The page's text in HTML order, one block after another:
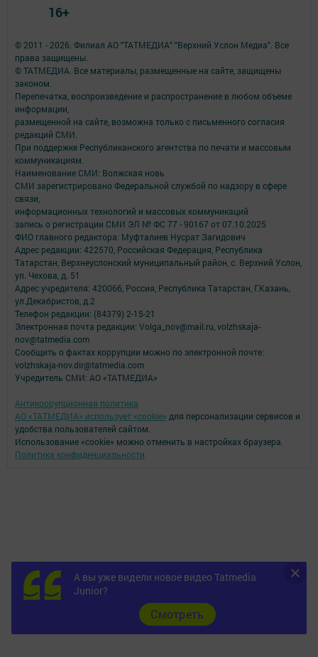
А вы уже видели новое видео Tatmedia
Junior?
Cмотреть
© 2011 - 2026. Филиал АО "ТАТМЕДИА" "Верхний Услон Медиа". Все
права защищены.
© ТАТМЕДИА. Все материалы, размещенные на сайте, защищены
законом.
Перепечатка, воспроизведение и распространение в любом объеме
информации,
размещенной на сайте, возможна только с письменного согласия
редакций СМИ.
При поддержке Республиканского агентства по печати и массовым
коммуникациям.
Наименование СМИ: Волжская новь
СМИ зарегистрировано Федеральной службой по надзору в сфере
связи,
информационных технологий и массовых коммуникаций
запись о регистрации СМИ ЭЛ № ФС 77 - 90167 от 07.10.2025
ФИО главного редактора: Муфталиев Нусрат Загидович
Адрес редакции: 422570, Российская Федерация, Республика
Татарстан, Верхнеуслонский муниципальный район, с. Верхний Услон,
ул. Чехова, д. 51
Адрес учредителя: 420066, Россия, Республика Татарстан, Г.Казань,
ул.Декабристов, д.2
Телефон редакции: (84379) 2-15-21
Электронная почта редакции: Volga_nov@mail.ru, volzhskaja-
nov@tatmedia.com
Сообщить о фактах коррупции можно по электронной почте:
volzhskaja-nov.dir@tatmedia.com
Учредитель СМИ: АО «ТАТМЕДИА»
Антикоррупционная политика
АО «ТАТМЕДИА» использует «cookie» для персонализации сервисов и
удобства пользователей сайтом.
Использование «cookie» можно отменить в настройках браузера.
Политика конфиденциальности
16+